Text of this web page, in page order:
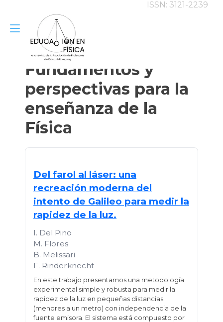
ISSN: 3121-2239
Alternar
navegación
Fundamentos y
perspectivas para la
enseñanza de la
Física
Del farol al láser: una
recreación moderna del
intento de Galileo para medir la
rapidez de la luz.
I. Del Pino
M. Flores
B. Melissari
F. Rinderknecht
En este trabajo presentamos una metodología
experimental simple y robusta para medir la
rapidez de la luz en pequeñas distancias
(menores a un metro) con independencia de la
fuente emisora. El sistema está compuesto por